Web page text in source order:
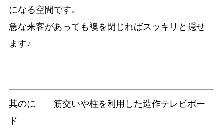
になる空間です。
急な来客があっても襖を閉じればスッキリと隠せ
ます♪
其のに 筋交いや柱を利用した造作テレビボー
ド